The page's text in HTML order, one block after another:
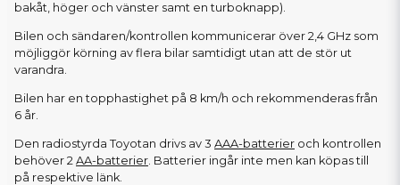
bakåt, höger och vänster samt en turboknapp).
Bilen och sändaren/kontrollen kommunicerar över 2,4 GHz som
möjliggör körning av flera bilar samtidigt utan att de stör ut
varandra.
Bilen har en topphastighet på 8 km/h och rekommenderas från
6 år.
Den radiostyrda Toyotan drivs av 3 AAA-batterier och kontrollen
behöver 2 AA-batterier . Batterier ingår inte men kan köpas till
på respektive länk.